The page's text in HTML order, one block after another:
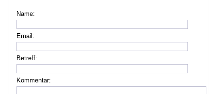
Name:
Email:
Betreff:
Kommentar: